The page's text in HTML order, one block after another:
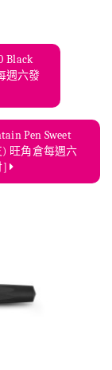
Black
週六發
Pen Sweet
) 旺角倉每週六
]